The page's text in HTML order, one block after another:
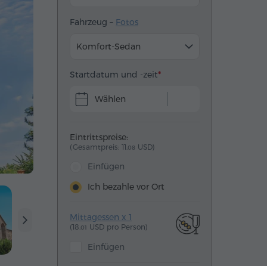
Fahrzeug – Fotos
Komfort-Sedan
Startdatum und -zeit
Wählen
Eintrittspreise:
(Gesamtpreis: 11.08 USD)
Einfügen
Ich bezahle vor Ort
Mittagessen x 1
(18.01 USD pro Person)
Einfügen